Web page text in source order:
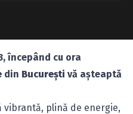
începând cu ora
din Bucureşti vă aşteaptă
vibrantă, plină de energie,